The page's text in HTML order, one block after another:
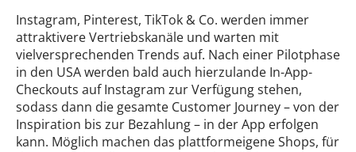
Instagram, Pinterest, TikTok & Co. werden immer
attraktivere Vertriebskanäle und warten mit
vielversprechenden Trends auf. Nach einer Pilotphase
in den USA werden bald auch hierzulande In-App-
Checkouts auf Instagram zur Verfügung stehen,
sodass dann die gesamte Customer Journey – von der
Inspiration bis zur Bezahlung – in der App erfolgen
kann. Möglich machen das plattformeigene Shops, für